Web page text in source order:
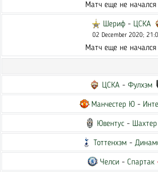
Матч еще не начался
Шериф - ЦСКА
02 December 2020;
Матч еще не начался
ЦСКА - Фулхэм
Манчестер Ю -
Ювентус - Шахтер
Тоттенхэм -
Челси - Спартак